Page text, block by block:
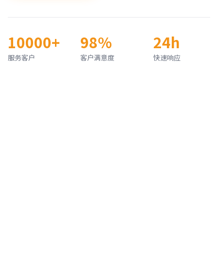
10000+
服务客户
98%
客户满意度
24h
快速响应